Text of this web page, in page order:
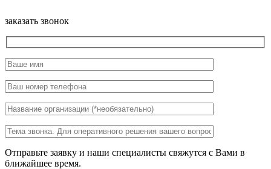
заказать звонок
Отправьте заявку и наши специалисты свяжутся с Вами в
ближайшее время.